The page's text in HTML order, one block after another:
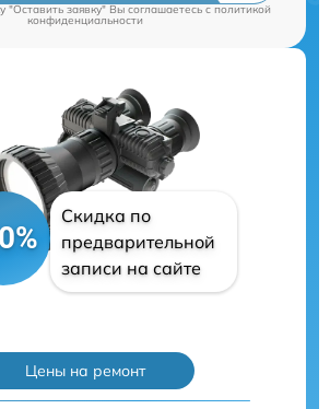
"Оставить заявку" Вы соглашаетесь cполитикой
конфиденциальности
Скидка по
предварительной
записи на сайте
Цены на ремонт